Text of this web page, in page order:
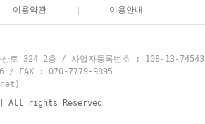
이용약관 이용안내
로 324 2층 / 사업자등록번호 : 108-13-74543
/ FAX : 070-7779-9895
All rights Reserved